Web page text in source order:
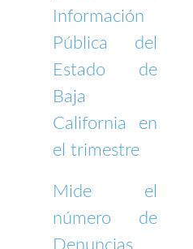
Información
Pública del
Estado de
Baja
California en
el trimestre
Mide el
número de
Denuncias